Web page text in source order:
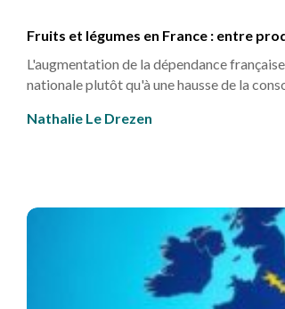
Fruits et légumes en France : entre
L'augmentation de la dépendance
nationale plutôt qu'à une hausse de la
Nathalie Le Drezen